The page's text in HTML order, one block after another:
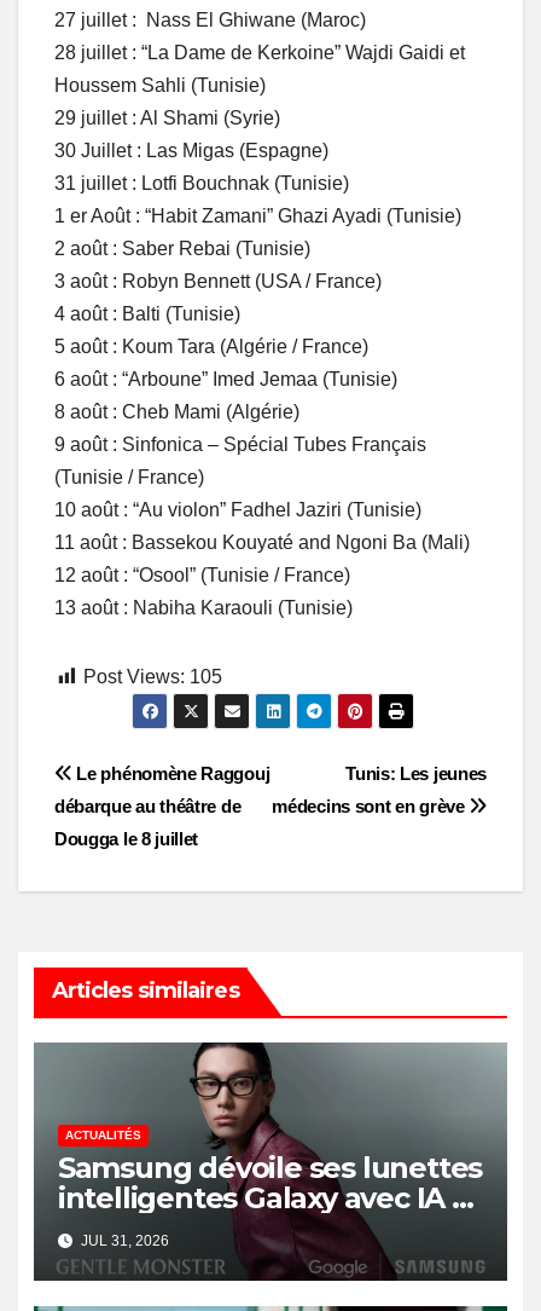
27 juillet : Nass El Ghiwane (Maroc)
28 juillet : “La Dame de Kerkoine” Wajdi Gaidi et
Houssem Sahli (Tunisie)
29 juillet : Al Shami (Syrie)
30 Juillet : Las Migas (Espagne)
31 juillet : Lotfi Bouchnak (Tunisie)
1 er Août : “Habit Zamani” Ghazi Ayadi (Tunisie)
2 août : Saber Rebai (Tunisie)
3 août : Robyn Bennett (USA / France)
4 août : Balti (Tunisie)
5 août : Koum Tara (Algérie / France)
6 août : “Arboune” Imed Jemaa (Tunisie)
8 août : Cheb Mami (Algérie)
9 août : Sinfonica – Spécial Tubes Français
(Tunisie / France)
10 août : “Au violon” Fadhel Jaziri (Tunisie)
11 août : Bassekou Kouyaté and Ngoni Ba (Mali)
12 août : “Osool” (Tunisie / France)
13 août : Nabiha Karaouli (Tunisie)
Post Views: 105
Post
navigation
Tunis: Les jeunes
médecins sont en grève
Le phénomène Raggouj
débarque au théâtre de
Dougga le 8 juillet
Articles similaires
ACTUALITÉS
Samsung dévoile ses lunettes
intelligentes Galaxy avec IA et
Gemini
JUL 31, 2026